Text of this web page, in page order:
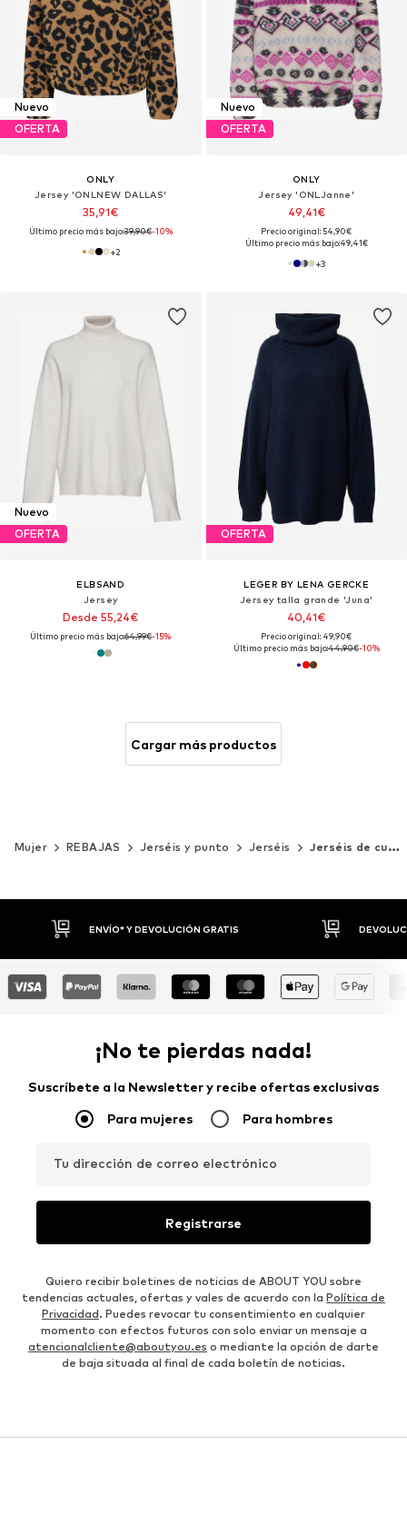
Nuevo
OFERTA
ONLY
Jersey 'ONLNEW DALLAS'
35,91€
Último precio más bajo:39,90€-10%
+2
Nuevo
OFERTA
ONLY
Jersey 'ONLJanne'
49,41€
Precio original: 54,90€
Último precio más bajo:49,41€
+3
Nuevo
OFERTA
ELBSAND
Jersey
Desde 55,24€
Último precio más bajo:64,99€-15%
OFERTA
LEGER BY LENA GERCKE
Jersey talla grande 'Juna'
40,41€
Precio original: 49,90€
Último precio más bajo:44,90€-10%
Cargar más productos
Mujer REBAJAS Jerséis y punto Jerséis Jerséis de cuello alto
DEVOLUCIONES HASTA 30 DÍAS
¡No te pierdas nada!
Suscríbete a la Newsletter y recibe ofertas exclusivas
Para mujeres Para hombres
Tu dirección de correo electrónico
Registrarse
Quiero recibir boletines de noticias de ABOUT YOU sobre
tendencias actuales, ofertas y vales de acuerdo con la Política de
Privacidad. Puedes revocar tu consentimiento en cualquier
momento con efectos futuros con solo enviar un mensaje a
atencionalcliente@aboutyou.es o mediante la opción de darte
de baja situada al final de cada boletín de noticias.